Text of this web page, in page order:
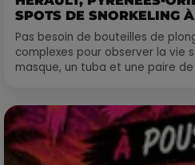
SPOTS DE SNORKELING
Pas besoin de bouteilles de
complexes pour observer la vie
masque, un tuba et une paire de